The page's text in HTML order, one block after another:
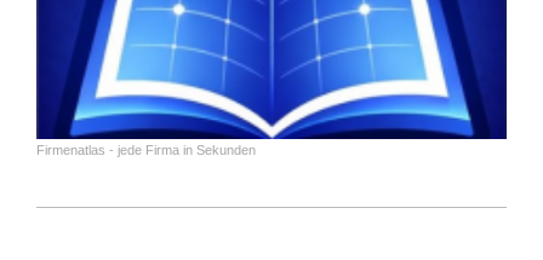
Firmenatlas - jede Firma in Sekunden